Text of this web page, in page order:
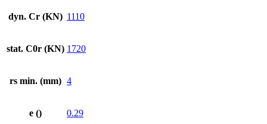
dyn. Cr (KN) 1110
stat. C0r (KN) 1720
rs min. (mm) 4
e () 0.29